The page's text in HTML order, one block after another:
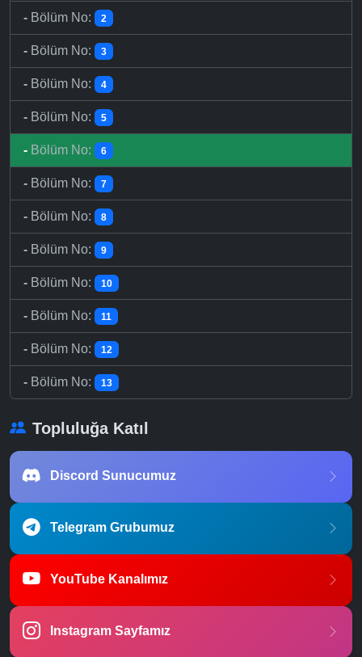
- Bölüm No: 2
- Bölüm No: 3
- Bölüm No: 4
- Bölüm No: 5
- Bölüm No: 6
- Bölüm No: 7
- Bölüm No: 8
- Bölüm No: 9
- Bölüm No: 10
- Bölüm No: 11
- Bölüm No: 12
- Bölüm No: 13
Topluluğa Katıl
Discord Sunucumuz
Telegram Grubumuz
YouTube Kanalımız
Instagram Sayfamız